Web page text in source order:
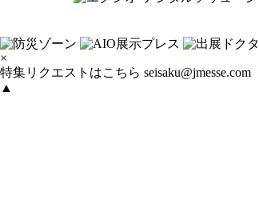
×
特集リクエストはこちら seisaku@jmesse.com
▲